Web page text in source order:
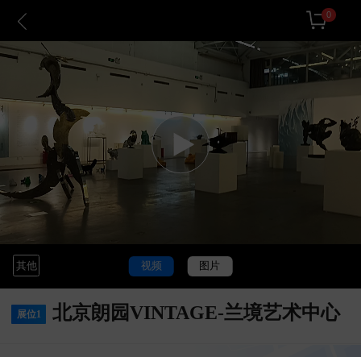
0
视频 图片
其他
展位1 北京朗园VINTAGE-兰境艺术中心